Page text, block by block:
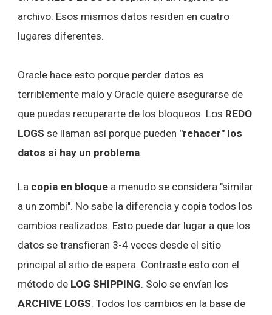
archivo. Esos mismos datos residen en cuatro
lugares diferentes.
Oracle hace esto porque perder datos es
terriblemente malo y Oracle quiere asegurarse de
que puedas recuperarte de los bloqueos. Los REDO
LOGS se llaman así porque pueden "rehacer" los
datos si hay un problema.
La copia en bloque a menudo se considera "similar
a un zombi". No sabe la diferencia y copia todos los
cambios realizados. Esto puede dar lugar a que los
datos se transfieran 3-4 veces desde el sitio
principal al sitio de espera. Contraste esto con el
método de LOG SHIPPING. Solo se envían los
ARCHIVE LOGS. Todos los cambios en la base de